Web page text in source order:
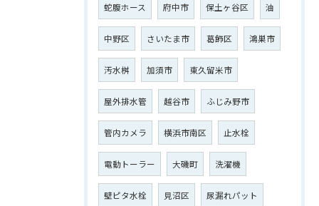
蛇腹ホース 府中市 保土ヶ谷区 油
中野区 さいたま市 葛飾区 鴻巣市
汚水桝 加須市 東久留米市
屋外排水管 越谷市 ふじみ野市
管内カメラ 横浜市南区 止水栓
電動トーラー 大磯町 洗濯機
壁ピタ水栓 見沼区 尿漏れパット